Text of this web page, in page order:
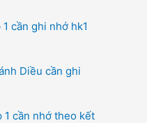
cần ghi nhớ hk1
Diều cần ghi
1 cần nhớ theo kết